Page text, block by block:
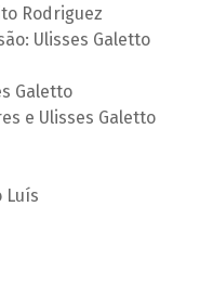
Rodriguez
Ulisses Galetto
Galetto
e Ulisses Galetto
Luís